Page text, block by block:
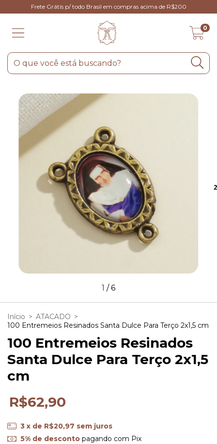
Frete Grátis p/ todo Brasil em compras acima de R$200
0
1 /6
Início > ATACADO >
100 Entremeios Resinados Santa Dulce Para Terço 2x1,5 cm
100 Entremeios Resinados
Santa Dulce Para Terço 2x1,5
cm
R$62,90
3 x de R$20,97 sem juros
5% de descontopagando com Pix